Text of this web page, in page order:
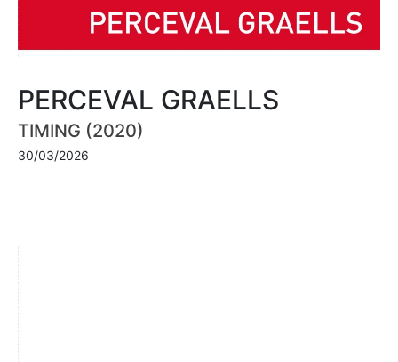
PERCEVAL GRAELLS
TIMING (2020)
30/03/2026